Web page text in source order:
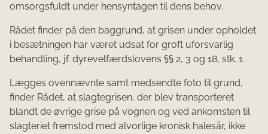
omsorgsfuldt under hensyntagen til dens behov.
Rådet finder på den baggrund, at grisen under opholdet
i besætningen har været udsat for groft uforsvarlig
behandling, jf. dyrevelfærdslovens §§ 2, 3 og 18, stk. 1.
Lægges ovennævnte samt medsendte foto til grund,
finder Rådet, at slagtegrisen, der blev transporteret
blandt de øvrige grise på vognen og ved ankomsten til
slagteriet fremstod med alvorlige kronisk halesår, ikke